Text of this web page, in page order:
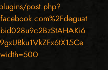
post.php?